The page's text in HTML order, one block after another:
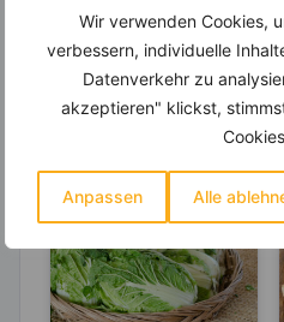
Wir verwenden Cookies,
verbessern, individuelle
Datenverkehr zu
akzeptieren" klickst,
Anpassen Alle
Erfahre mehr
dieses Rezepts